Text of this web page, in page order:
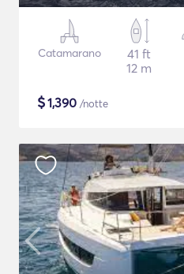
Catamarano
41 ft
12 m
$1,390 /notte